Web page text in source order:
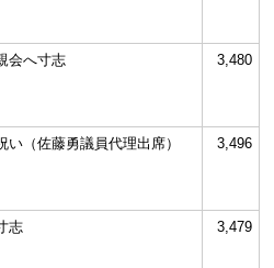
会へ寸志 3,480
い（佐藤勇議員代理出席） 3,496
志 3,479